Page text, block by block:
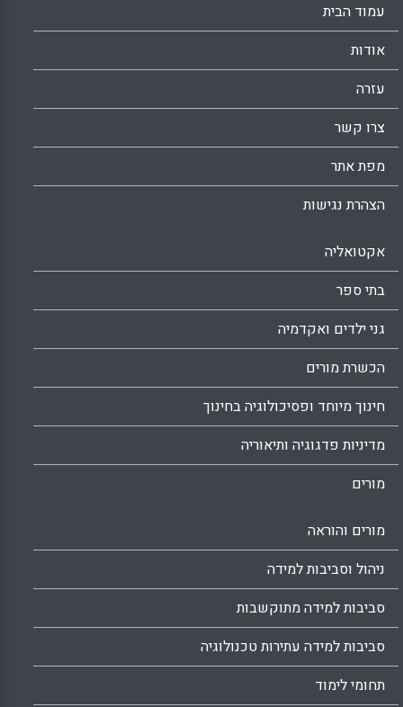
עמוד הבית
אודות
עזרה
צרו קשר
מפת אתר
הצהרת נגישות
אקטואליה
בתי ספר
גני ילדים ואקדמיה
הכשרת מורים
חינוך מיוחד ופסיכולוגיה בחינוך
מדיניות פדגוגיה ותיאוריה
מורים
מורים והוראה
ניהול וסביבות למידה
סביבות למידה מתוקשבות
סביבות למידה עתירות טכנולוגיה
תחומי לימוד